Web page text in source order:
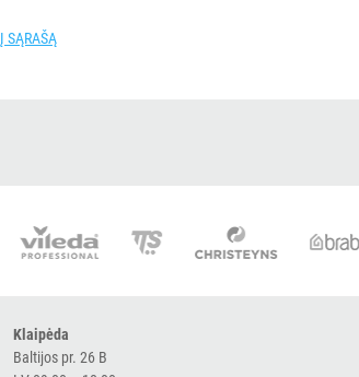
Į SĄRAŠĄ
Klaipėda
Baltijos pr. 26 B